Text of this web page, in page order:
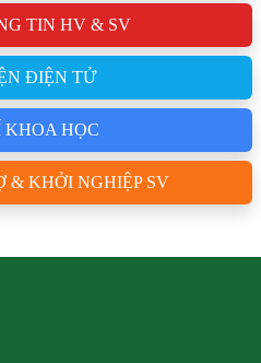
TIN HV & SV
ĐIỆN TỬ
KHOA HỌC
& KHỞI NGHIỆP SV